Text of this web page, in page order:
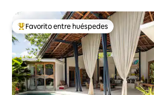
De los mejores en Favorito entre huéspedes
Favorito entre huéspedes